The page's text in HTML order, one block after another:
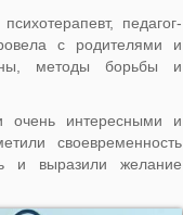
педагог-
с родителями и
методы борьбы и
очень интересными и
своевременность
и выразили желание